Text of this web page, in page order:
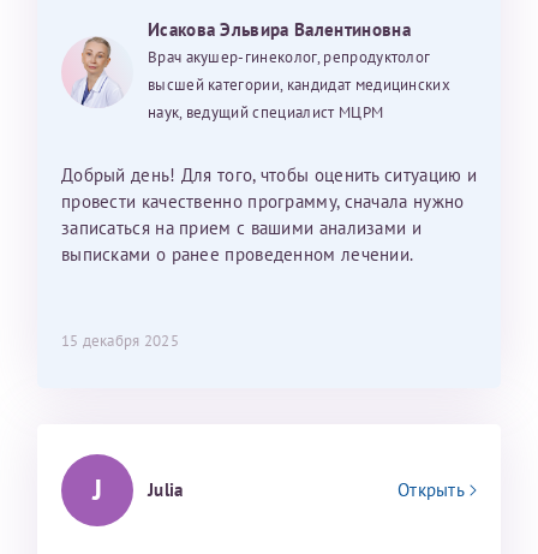
Исакова Эльвира Валентиновна
Врач акушер-гинеколог, репродуктолог
высшей категории, кандидат медицинских
наук, ведущий специалист МЦРМ
Добрый день! Для того, чтобы оценить ситуацию и
провести качественно программу, сначала нужно
записаться на прием с вашими анализами и
выписками о ранее проведенном лечении.
15 декабря 2025
J Julia Открыть